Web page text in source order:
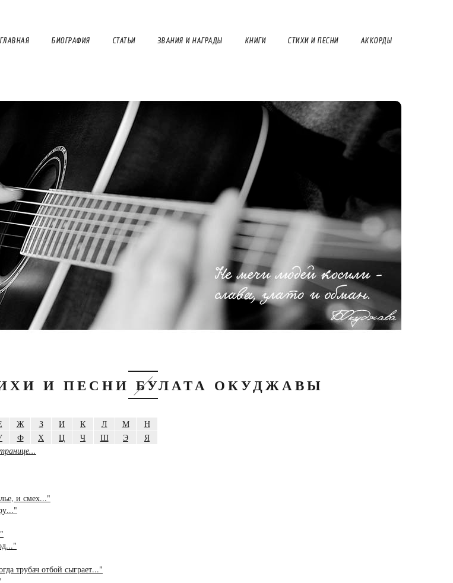
ГЛАВНАЯ БИОГРАФИЯ СТАТЬИ ЗВАНИЯ И НАГРАДЫ КНИГИ СТИХИ И ПЕСНИ АККОРДЫ
И ПЕСНИ БУЛАТА ОКУДЖАВЫ
Ж З И К Л М
Н
Ф Х Ц Ч Ш Э
Я
и смех..."
трубач отбой сыграет..."